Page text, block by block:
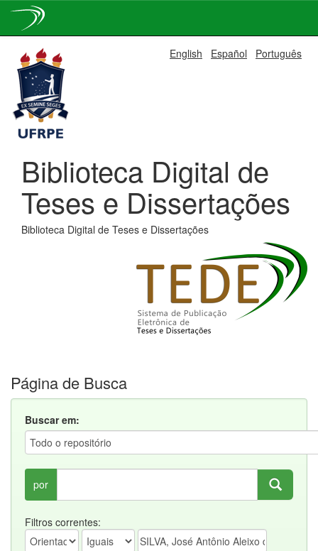
navigation
English Español Português
Biblioteca Digital de
Teses e Dissertações
Biblioteca Digital de Teses e Dissertações
Página de Busca
Buscar em:
por
Filtros correntes: